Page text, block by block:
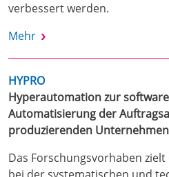
verbessert werden.
Mehr
HYPRO
Hyperautomation zur
Automatisierung der
produzierenden Unternehmen
Das Forschungsvorhaben